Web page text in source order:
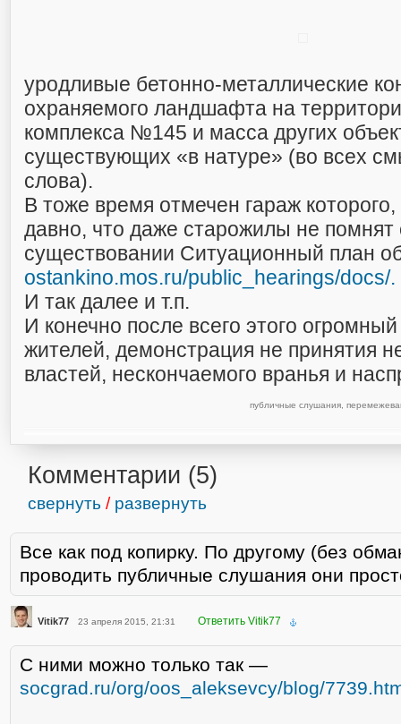
уродливые бетонно-металлические
охраняемого ландшафта на
комплекса №145 и масса других
существующих «в натуре» (во всех
слова).
В тоже время отмечен гараж которого,
давно, что даже старожилы не помнят
существовании Ситуационный план
ostankino.mos.ru/public_hearings/docs/.
И так далее и т.п.
И конечно после всего этого
жителей, демонстрация не принятия
властей, нескончаемого вранья и
публичные слушания,
Комментарии (5)
свернуть / развернуть
Все как под копирку. По другому (без
проводить публичные слушания они
Vitik77 23 апреля 2015, 21:31 Ответить Vitik77
С ними можно только так —
socgrad.ru/org/oos_aleksevcy/blog/